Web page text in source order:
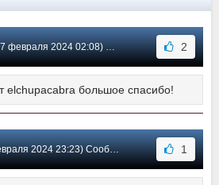
2024 02:08) Сообщение #534 2
elchupacabra большое спасибо!
2024 23:23) Сообщение #533 1